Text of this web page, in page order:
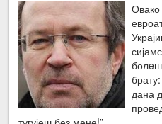
Овако
дана